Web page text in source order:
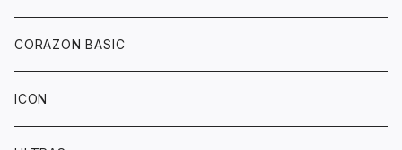
CORAZON BASIC
ICON